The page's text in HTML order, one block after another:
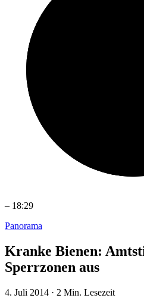
– 18:29
Panorama
Kranke Bienen:
Sperrzonen aus
4. Juli 2014 · 2 Min. Lesezeit